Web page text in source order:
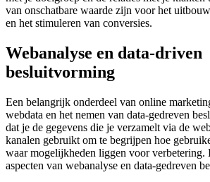
van onschatbare waarde zijn voor het
en het stimuleren van conversies.
Webanalyse en data-driven
besluitvorming
Een belangrijk onderdeel van online
webdata en het nemen van data-gedreven
dat je de gegevens die je verzamelt via de
kanalen gebruikt om te begrijpen hoe
waar mogelijkheden liggen voor verbetering.
aspecten van webanalyse en data-gedreven